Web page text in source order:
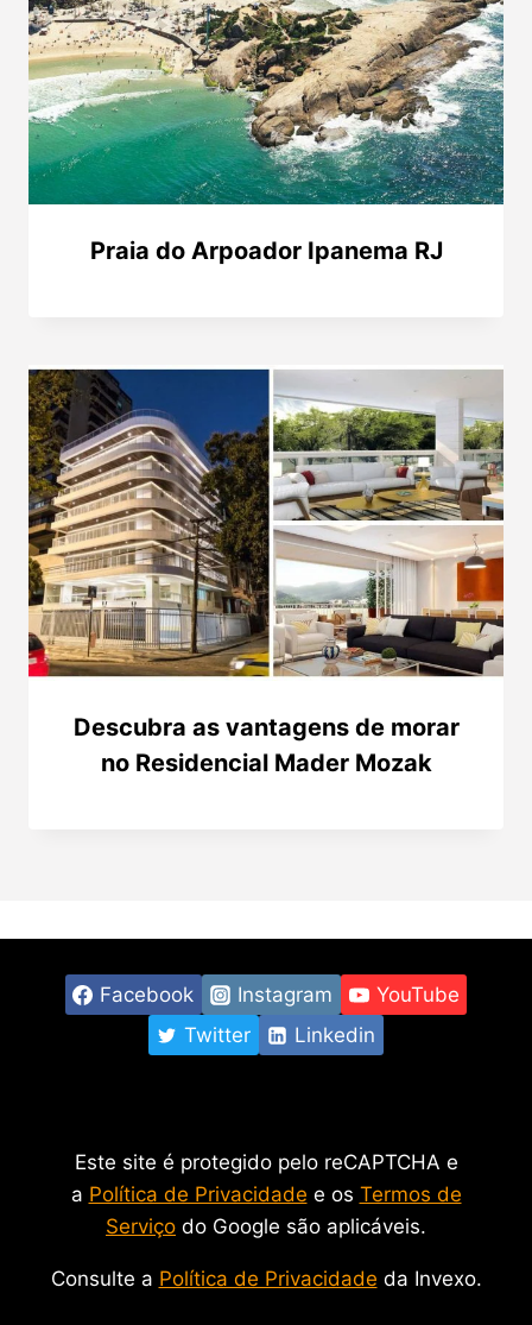
Praia do Arpoador Ipanema RJ
Descubra as vantagens de morar
no Residencial Mader Mozak
Facebook Instagram
YouTube
Twitter
Linkedin
Este site é protegido pelo reCAPTCHA e
a Política de Privacidade e os Termos de
Serviço do Google são aplicáveis.
Consulte a Política de Privacidade da Invexo.